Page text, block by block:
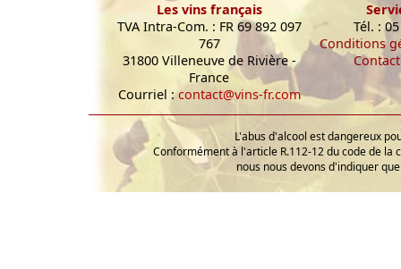
Les vins français
TVA Intra-Com. : FR 69 892 097
767
31800 Villeneuve de Rivière -
France
Courriel :contact@vins-fr.com
Tél. :
Conditions
Contact
L'abus d'alcool est dangereux
Conformément à l'article R.112-12 du code de la
nous nous devons d'indiquer